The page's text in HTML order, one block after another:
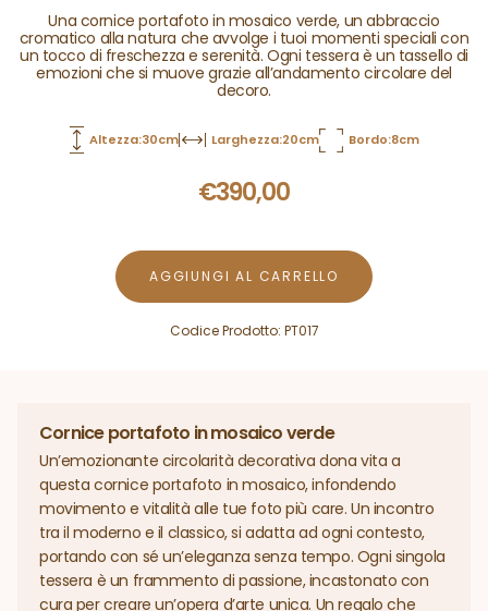
Una cornice portafoto in mosaico verde, un abbraccio
cromatico alla natura che avvolge i tuoi momenti speciali con
un tocco di freschezza e serenità. Ogni tessera è un tassello di
emozioni che si muove grazie all’andamento circolare del
decoro.
Altezza:30cm Larghezza:20cm Bordo:8cm
€390,00
AGGIUNGI AL CARRELLO
Codice Prodotto: PT017
Cornice portafoto in mosaico verde
Un’emozionante circolarità decorativa dona vita a
questa cornice portafoto in mosaico, infondendo
movimento e vitalità alle tue foto più care. Un incontro
tra il moderno e il classico, si adatta ad ogni contesto,
portando con sé un’eleganza senza tempo. Ogni singola
tessera è un frammento di passione, incastonato con
cura per creare un’opera d’arte unica. Un regalo che